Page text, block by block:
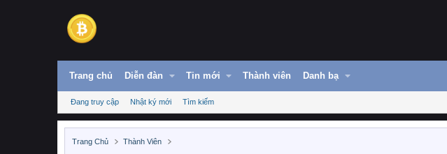
Trang chủ Diễn đàn Tin mới Thành viên Danh bạ
Đang truy cập Nhật ký mới Tìm kiếm
Trang Chủ Thành Viên